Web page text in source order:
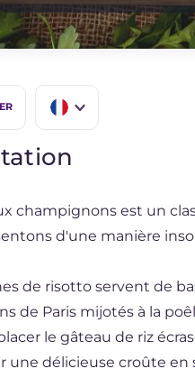
BR
DE
NL
champignons est un
d'une manière
de risotto servent de
de Paris mijotés à la
le gâteau de riz
une délicieuse croûte en